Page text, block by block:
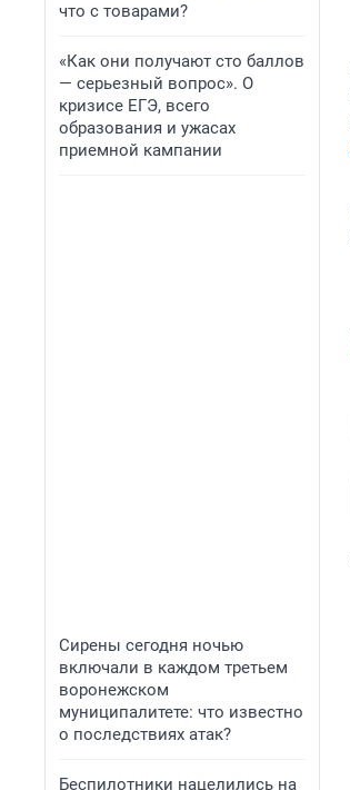
что с товарами?
«Как они получают сто баллов
— серьезный вопрос». О
кризисе ЕГЭ, всего
образования и ужасах
приемной кампании
Сирены сегодня ночью
включали в каждом третьем
воронежском
муниципалитете: что известно
о последствиях атак?
Беспилотники нацелились на